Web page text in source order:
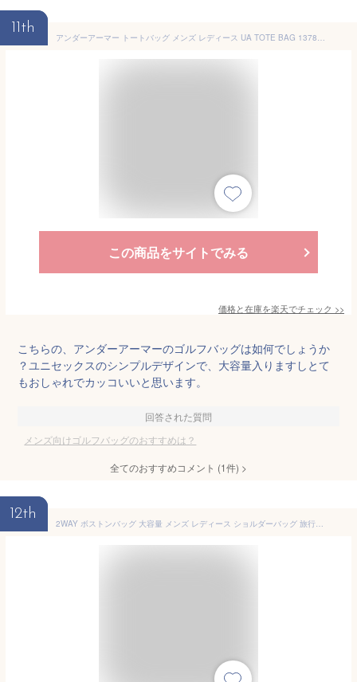
11th
アンダーアーマー トートバッグ メンズ レディース UA TOTE BAG 1378285-001 UNDER ARMOUR
この商品をサイトでみる
価格と在庫を楽天でチェック >>
こちらの、アンダーアーマーのゴルフバッグは如何でしょうか
？ユニセックスのシンプルデザインで、大容量入りますしとて
もおしゃれでカッコいいと思います。
回答された質問
メンズ向けゴルフバッグのおすすめは？
全てのおすすめコメント (1件) >
12th
2WAY ボストンバッグ 大容量 メンズ レディース ショルダーバッグ 旅行 ★REVM 7987952 アウトドア キャンプ スポーツ ジム ゴルフ 肩掛け シューズ収納 軽量 防水 靴収納 スポーツバッグ ジムバッグ 2wayバック 男 女子 ボストンバック 靴 収納 ボストン メンズ 送料無料